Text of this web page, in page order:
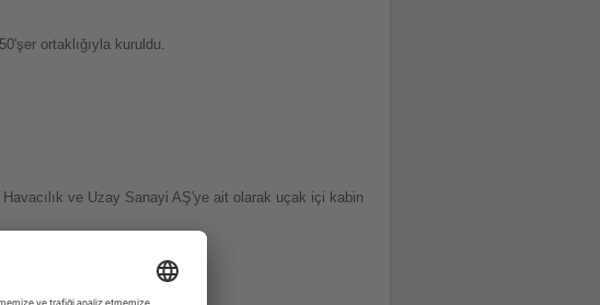
ortaklığıyla kuruldu.
ve Uzay Sanayi AŞ'ye ait olarak uçak içi kabin